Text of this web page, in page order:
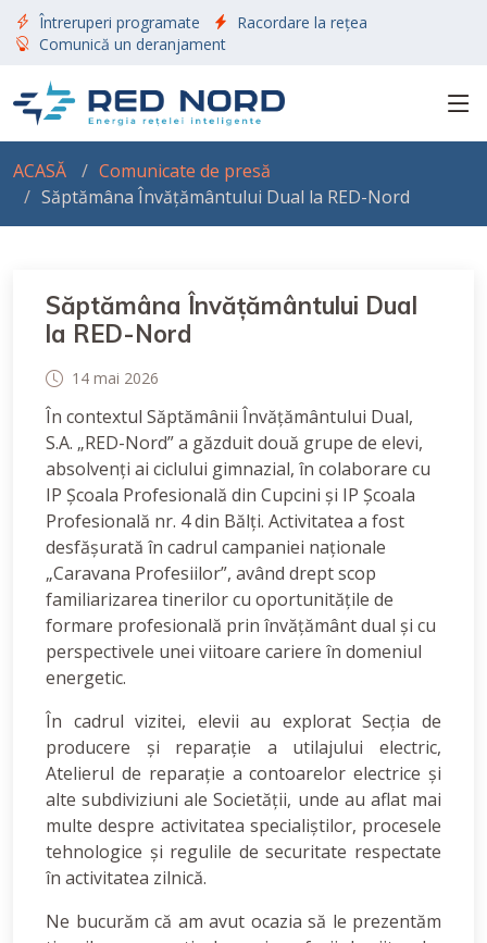
Întreruperi programate
Racordare la rețea
Comunică un deranjament
ACASĂ
Comunicate de presă
Săptămâna Învățământului Dual la RED-Nord
Săptămâna Învățământului Dual
la RED-Nord
14 mai 2026
În contextul Săptămânii Învățământului Dual,
S.A. „RED-Nord” a găzduit două grupe de elevi,
absolvenți ai ciclului gimnazial, în colaborare cu
IP Școala Profesională din Cupcini și IP Școala
Profesională nr. 4 din Bălți. Activitatea a fost
desfășurată în cadrul campaniei naționale
„Caravana Profesiilor”, având drept scop
familiarizarea tinerilor cu oportunitățile de
formare profesională prin învățământ dual și cu
perspectivele unei viitoare cariere în domeniul
energetic.
În cadrul vizitei, elevii au explorat Secția de
producere și reparație a utilajului electric,
Atelierul de reparație a contoarelor electrice și
alte subdiviziuni ale Societății, unde au aflat mai
multe despre activitatea specialiștilor, procesele
tehnologice și regulile de securitate respectate
în activitatea zilnică.
Ne bucurăm că am avut ocazia să le prezentăm